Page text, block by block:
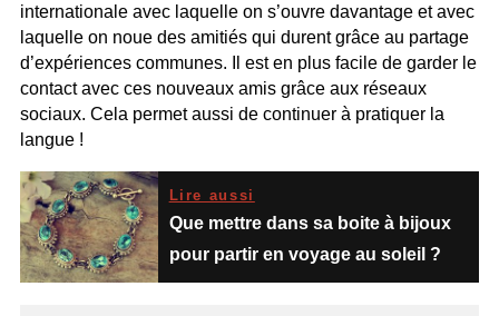
internationale avec laquelle on s’ouvre davantage et avec
laquelle on noue des amitiés qui durent grâce au partage
d’expériences communes. Il est en plus facile de garder le
contact avec ces nouveaux amis grâce aux réseaux
sociaux. Cela permet aussi de continuer à pratiquer la
langue !
Lire aussi
Que mettre dans sa boite à bijoux
pour partir en voyage au soleil ?